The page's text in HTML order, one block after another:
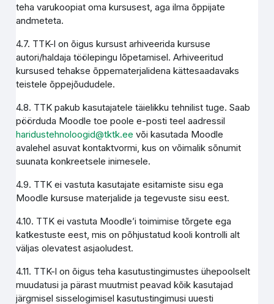
teha varukoopiat oma kursusest, aga ilma õppijate
andmeteta.
4.7. TTK-l on õigus kursust arhiveerida kursuse
autori/haldaja töölepingu lõpetamisel. Arhiveeritud
kursused tehakse õppematerjalidena kättesaadavaks
teistele õppejõududele.
4.8. TTK pakub kasutajatele täielikku tehnilist tuge. Saab
pöörduda Moodle toe poole e-posti teel aadressil
haridustehnoloogid@tktk.ee või kasutada Moodle
avalehel asuvat kontaktvormi, kus on võimalik sõnumit
suunata konkreetsele inimesele.
4.9. TTK ei vastuta kasutajate esitamiste sisu ega
Moodle kursuse materjalide ja tegevuste sisu eest.
4.10. TTK ei vastuta Moodle’i toimimise tõrgete ega
katkestuste eest, mis on põhjustatud kooli kontrolli alt
väljas olevatest asjaoludest.
4.11. TTK-l on õigus teha kasutustingimustes ühepoolselt
muudatusi ja pärast muutmist peavad kõik kasutajad
järgmisel sisselogimisel kasutustingimusi uuesti